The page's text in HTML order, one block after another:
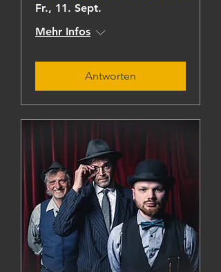
Fr., 11. Sept.
Mehr Infos
Antworten